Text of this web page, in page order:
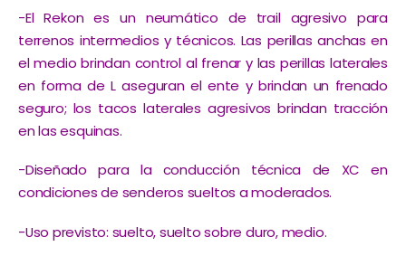
-El Rekon es un neumático de trail agresivo para
terrenos intermedios y técnicos. Las perillas anchas en
el medio brindan control al frenar y las perillas laterales
en forma de L aseguran elente y brindan un frenado
seguro; los tacos laterales agresivos brindan tracción
en las esquinas.
-Diseñado para la conducción técnica de XC en
condiciones de senderos sueltos a moderados.
-Uso previsto: suelto, suelto sobre duro, medio.